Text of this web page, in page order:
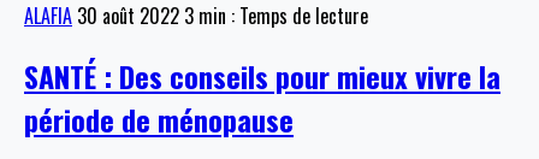
ALAFIA 30 août 2022 3 min : Temps de lecture
SANTÉ : Des conseils pour mieux vivre la
période de ménopause